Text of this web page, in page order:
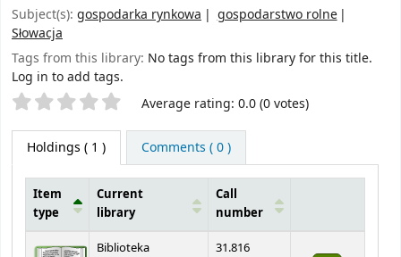
Subject(s): gospodarka rynkowa
gospodarstwo rolne
Słowacja
Tags from this library: No tags from this library for this title.
Log in to add tags.
Star ratings Average rating: 0.0 (0 votes)
Holdings ( 1 ) Comments ( 0 )
Item
type
Current
library
Call
number
Biblioteka
31.816